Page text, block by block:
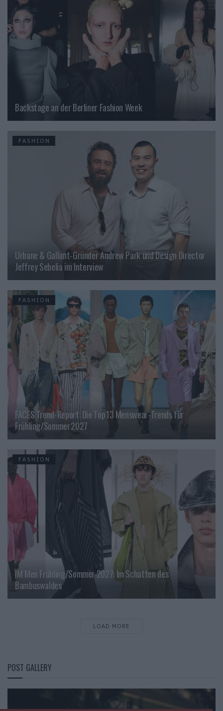
Backstage an der Berliner Fashion Week
FASHION
Urbane & Gallant-Gründer Andrew Park und Design Director
Jeffrey Sebelia im Interview
FASHION
FACES Trend-Report: Die Top 13 Menswear-Trends für
Frühling/Sommer 2027
FASHION
IM Men Frühling/Sommer 2027: Im Schatten des
Bambuswaldes
LOAD MORE
POST GALLERY